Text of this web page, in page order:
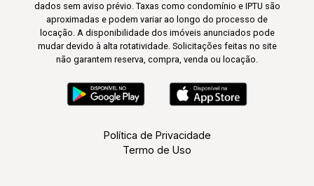
dados sem aviso prévio. Taxas como condomínio e IPTU são
aproximadas e podem variar ao longo do processo de
locação. A disponibilidade dos imóveis anunciados pode
mudar devido à alta rotatividade. Solicitações feitas no site
não garantem reserva, compra, venda ou locação.
Política de Privacidade
Termo de Uso